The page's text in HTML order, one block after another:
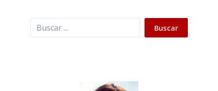
Buscar Buscar